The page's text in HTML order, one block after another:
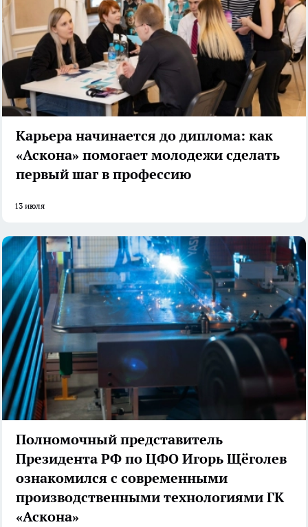
Карьера начинается до диплома: как
«Аскона» помогает молодежи сделать
первый шаг в профессию
13 июля
Полномочный представитель
Президента РФ по ЦФО Игорь Щёголев
ознакомился с современными
производственными технологиями ГК
«Аскона»